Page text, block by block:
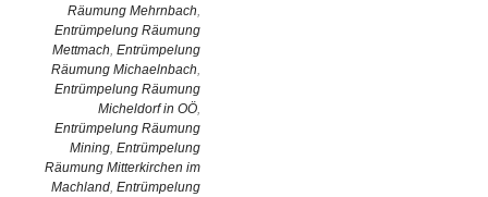
Räumung Mehrnbach,
Entrümpelung Räumung
Mettmach, Entrümpelung
Räumung Michaelnbach,
Entrümpelung Räumung
Micheldorf in OÖ,
Entrümpelung Räumung
Mining, Entrümpelung
Räumung Mitterkirchen im
Machland, Entrümpelung